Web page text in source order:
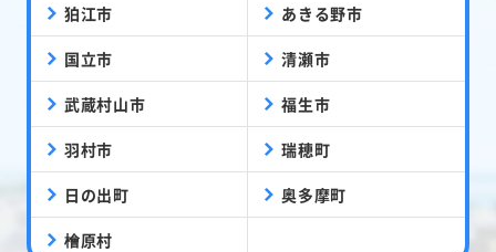
狛江市 あきる野市
国立市 清瀬市
武蔵村山市 福生市
羽村市 瑞穂町
日の出町 奥多摩町
檜原村